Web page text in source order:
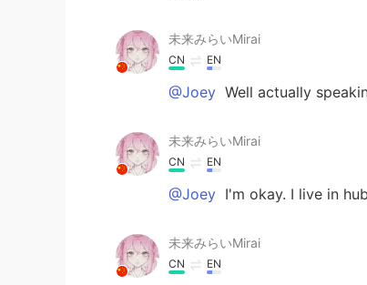
未来みらいMirai
CN EN
@Joey Well actually
未来みらいMirai
CN EN
@Joey I'm okay. I live in
未来みらいMirai
CN EN